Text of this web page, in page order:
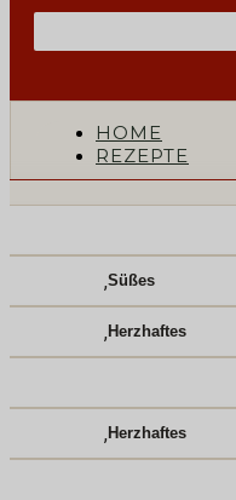
HOME
REZEPTE
,Süßes
,Herzhaftes
,Herzhaftes